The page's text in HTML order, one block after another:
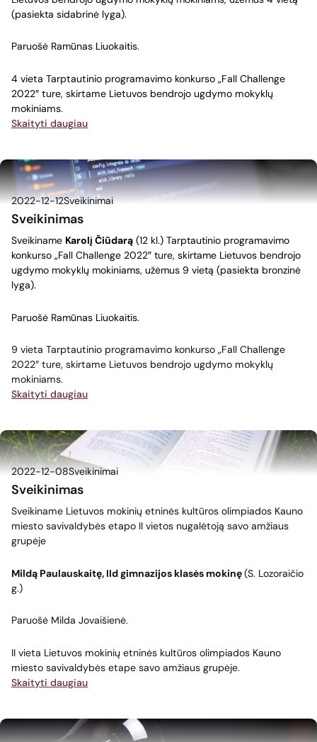
(pasiekta sidabrinė lyga).
Paruošė Ramūnas Liuokaitis.
4 vieta Tarptautinio programavimo konkurso „Fall Challenge
2022″ ture, skirtame Lietuvos bendrojo ugdymo mokyklų
mokiniams.
Skaityti daugiau
2022-12-12Sveikinimai
Sveikinimas
Sveikiname Karolį Čiūdarą (12 kl.) Tarptautinio programavimo
konkurso „Fall Challenge 2022″ ture, skirtame Lietuvos bendrojo
ugdymo mokyklų mokiniams, užėmus 9 vietą (pasiekta bronzinė
lyga).
Paruošė Ramūnas Liuokaitis.
9 vieta Tarptautinio programavimo konkurso „Fall Challenge
2022″ ture, skirtame Lietuvos bendrojo ugdymo mokyklų
mokiniams.
Skaityti daugiau
2022-12-08Sveikinimai
Sveikinimas
Sveikiname Lietuvos mokinių etninės kultūros olimpiados Kauno
miesto savivaldybės etapo II vietos nugalėtoją savo amžiaus
grupėje
Mildą Paulauskaitę, IId gimnazijos klasės mokinę(S. Lozoraičio
g.)
Paruošė Milda Jovaišienė.
II vieta Lietuvos mokinių etninės kultūros olimpiados Kauno
miesto savivaldybės etape savo amžiaus grupėje.
Skaityti daugiau